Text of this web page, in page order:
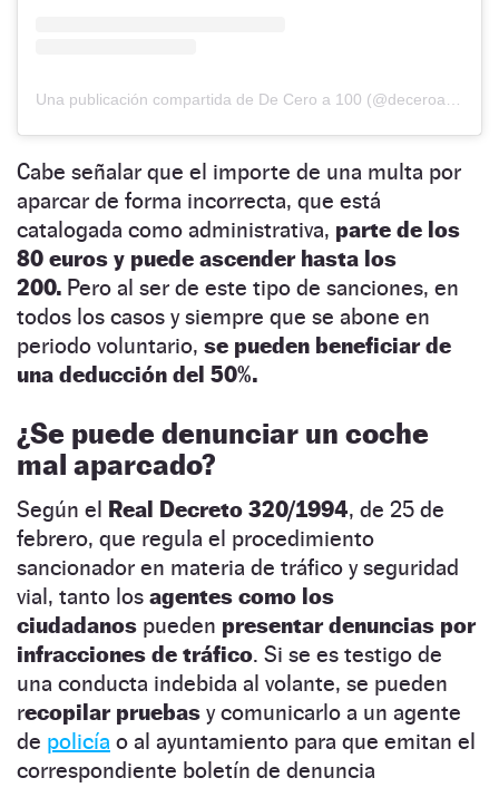
Una publicación compartida de De Cero a 100 (@deceroa100mx)
Cabe señalar que el importe de una multa por
aparcar de forma incorrecta, que está
catalogada como administrativa, parte de los
80 euros y puede ascender hasta los
200. Pero al ser de este tipo de sanciones, en
todos los casos y siempre que se abone en
periodo voluntario, se pueden beneficiar de
una deducción del 50%.
¿Se puede denunciar un coche
mal aparcado?
Según el Real Decreto 320/1994, de 25 de
febrero, que regula el procedimiento
sancionador en materia de tráfico y seguridad
vial, tanto los agentes como los
ciudadanos pueden presentar denuncias por
infracciones de tráfico. Si se es testigo de
una conducta indebida al volante, se pueden
recopilar pruebas y comunicarlo a un agente
de policía o al ayuntamiento para que emitan el
correspondiente boletín de denuncia